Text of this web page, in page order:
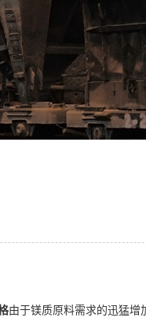
由于镁质原料需求的迅猛增